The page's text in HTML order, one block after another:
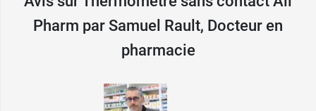
contrôles répétés, surtout chez les jeunes
enfants. Grâce à sa mesure sans contact, le
Pharm par Samuel Rault, Docteur en
pharmacie